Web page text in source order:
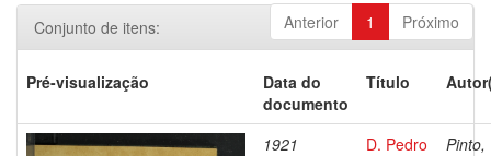
Anterior 1 Próximo
Conjunto de itens:
Pré-visualização
Data do
documento
Título
1921
D. Pedro
Pinto,